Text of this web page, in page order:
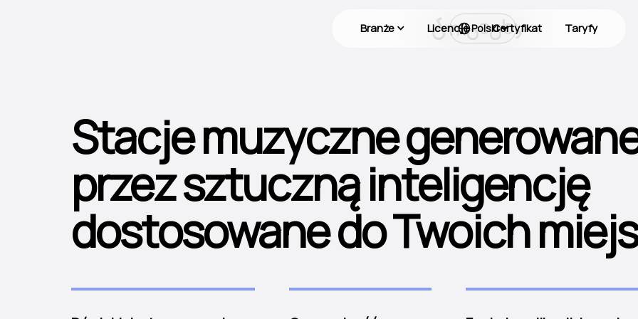
Branże Licencje Certyfikat Taryfy
Polski
Stacje muzyczne
przez sztuczną inteligencję
dostosowane do Twoich